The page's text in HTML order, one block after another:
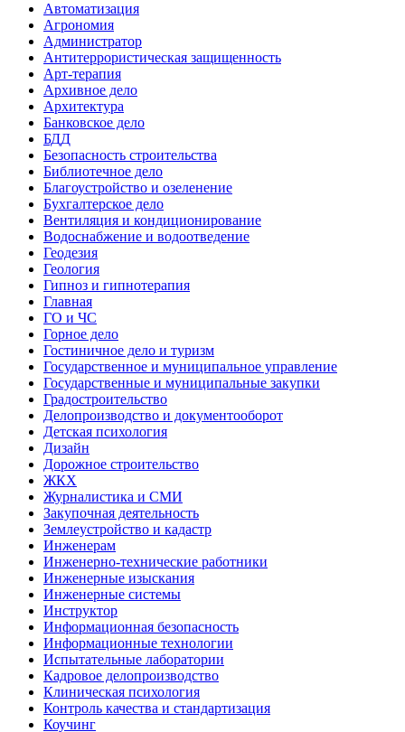
Автоматизация
Агрономия
Администратор
Антитеррористическая защищенность
Арт-терапия
Архивное дело
Архитектура
Банковское дело
БДД
Безопасность строительства
Библиотечное дело
Благоустройство и озеленение
Бухгалтерское дело
Вентиляция и кондиционирование
Водоснабжение и водоотведение
Геодезия
Геология
Гипноз и гипнотерапия
Главная
ГО и ЧС
Горное дело
Гостиничное дело и туризм
Государственное и муниципальное управление
Государственные и муниципальные закупки
Градостроительство
Делопроизводство и документооборот
Детская психология
Дизайн
Дорожное строительство
ЖКХ
Журналистика и СМИ
Закупочная деятельность
Землеустройство и кадастр
Инженерам
Инженерно-технические работники
Инженерные изыскания
Инженерные системы
Инструктор
Информационная безопасность
Информационные технологии
Испытательные лаборатории
Кадровое делопроизводство
Клиническая психология
Контроль качества и стандартизация
Коучинг